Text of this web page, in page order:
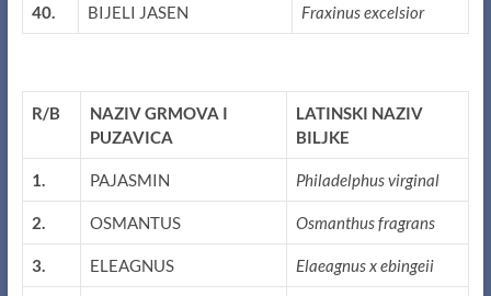
40. BIJELI JASEN Fraxinus excelsior
R/B
NAZIV GRMOVA I
PUZAVICA
LATINSKI NAZIV
BILJKE
1. PAJASMIN Philadelphus virginal
2. OSMANTUS Osmanthus fragrans
3. ELEAGNUS Elaeagnus x ebingeii